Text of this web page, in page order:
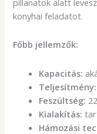
konyhai feladatot.
Főbb jellemzők:
Kapacitás:
Teljesítmény:
Feszültség:
Kialakítás:
Hámozási